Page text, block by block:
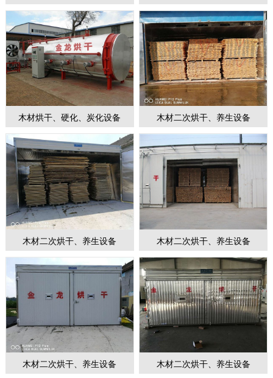
木材烘干、硬化、炭化设备 木材二次烘干、养生设备
木材二次烘干、养生设备 木材二次烘干、养生设备
木材二次烘干、养生设备 木材二次烘干、养生设备